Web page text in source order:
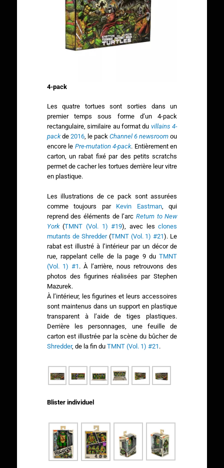
4-pack
Les quatre tortues sont sorties dans un
premier temps sous forme d’un 4-pack
rectangulaire, similaire au format du villains 4-
pack de 2016, le packChannel 6 newsroom ou
encore le Pre-mutation 4-pack. Entièrement en
carton, un rabat fixé par des petits scratchs
permet de cacher les tortues derrière leur vitre
en plastique.
Les illustrations de ce pack sont assurées
comme toujours par Kevin Eastman, qui
reprend des éléments de l’arcReturn to New
York(TMNT (Vol. 1) #19), avec lesclones
mutants de Shredder(TMNT (Vol. 1) #21). Le
rabat est illustré à l’intérieur par un décor de
rue, rappelant celle de la page 9 duTMNT
(Vol. 1) #1 . À l’arrière, nous retrouvons des
photos des figurines réalisées par Stephen
Mazurek.
À l’intérieur, les figurines et leurs accessoires
sont maintenus dans un support en plastique
transparent à l’aide de tiges plastiques.
Derrière les personnages, une feuille de
carton est illustrée par la scène du bûcher de
Shredder, de la fin du TMNT (Vol. 1) #21 .
Blister individuel